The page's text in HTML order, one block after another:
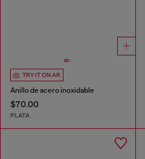
TRY IT ON AR
Anillo de acero inoxidable
$70.00
PLATA